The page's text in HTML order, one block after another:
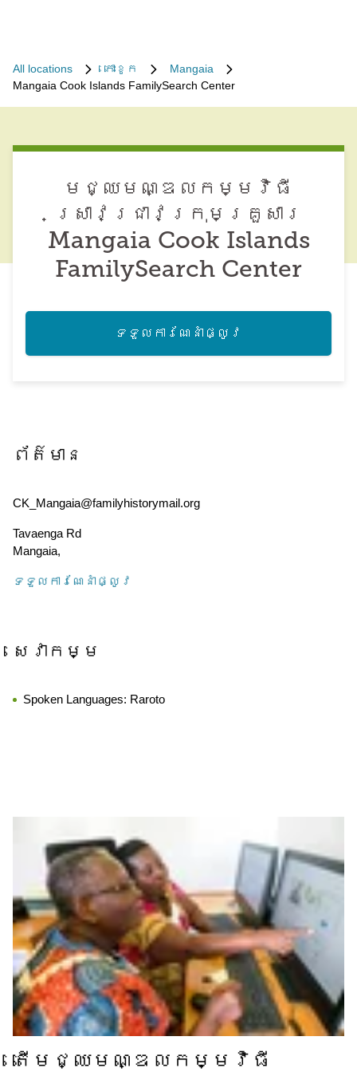
All locations កោះ​ខូក
Mangaia
Mangaia Cook Islands FamilySearch Center
មជ្ឈមណ្ឌល​កម្មវិធី​
ស្រាវជ្រាវ​ក្រុមគ្រួសារ
Mangaia Cook Islands
FamilySearch Center
ទទួល​ការណែនាំ​ផ្លូវ
ព័ត៌មាន
CK_Mangaia@familyhistorymail.org
Tavaenga Rd
Mangaia,
ទទួល​ការណែនាំ​ផ្លូវ
សេវាកម្ម
Spoken Languages: Raroto
តើ​មជ្ឈមណ្ឌល​កម្មវិធី​